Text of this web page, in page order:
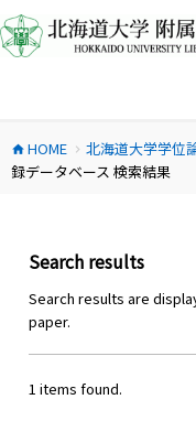
ン
テ
ス
キ
home HOME chevron_right 北海道大学学位
録データベース 検索結果
Search results
Search results are
paper.
1 items found.